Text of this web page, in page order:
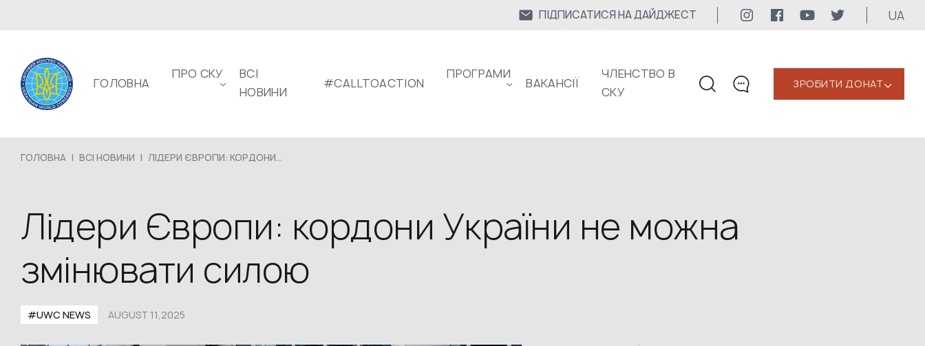
ПІДПИСАТИСЯ НА ДАЙДЖЕСТ UA
ГОЛОВНА
ПРО СКУ
ВСІ
НОВИНИ
#CALLTOACTION
ПРОГРАМИ
ВАКАНСІЇ
ЧЛЕНСТВО В
СКУ
КОНТАКТИ
Для медіа
ЗРОБИТИ ДОНАТ‹
ГОЛОВНА | ВСІ НОВИНИ | ЛІДЕРИ ЄВРОПИ: КОРДОНИ...
Лідери Європи: кордони України не можна
змінювати силою
#UWС NEWS AUGUST 11,2025